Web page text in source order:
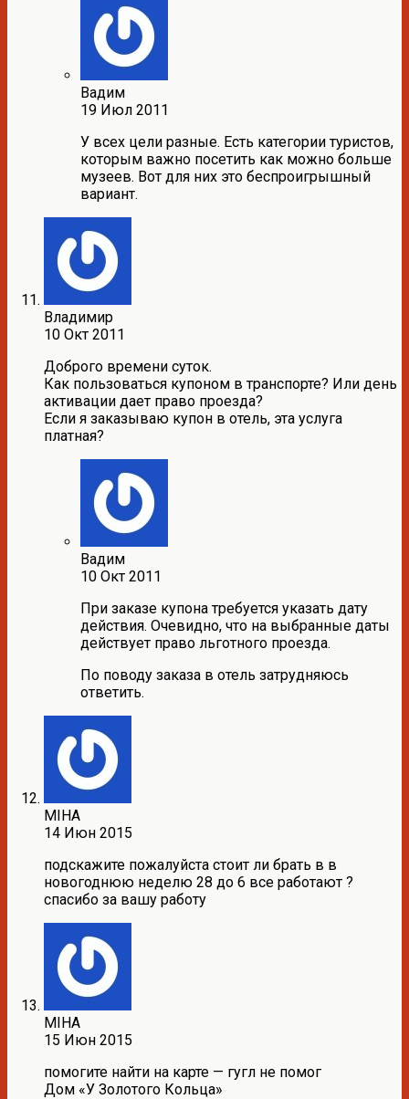
Вадим
19 Июл 2011
У всех цели разные. Есть категории туристов,
которым важно посетить как можно больше
музеев. Вот для них это беспроигрышный
вариант.
Владимир
10 Окт 2011
Доброго времени суток.
Как пользоваться купоном в транспорте? Или день
активации дает право проезда?
Если я заказываю купон в отель, эта услуга
платная?
Вадим
10 Окт 2011
При заказе купона требуется указать дату
действия. Очевидно, что на выбранные даты
действует право льготного проезда.
По поводу заказа в отель затрудняюсь
ответить.
MIHA
14 Июн 2015
подскажите пожалуйста стоит ли брать в в
новогоднюю неделю 28 до 6 все работают ?
спасибо за вашу работу
MIHA
15 Июн 2015
помогите найти на карте — гугл не помог
Дом «У Золотого Кольца»